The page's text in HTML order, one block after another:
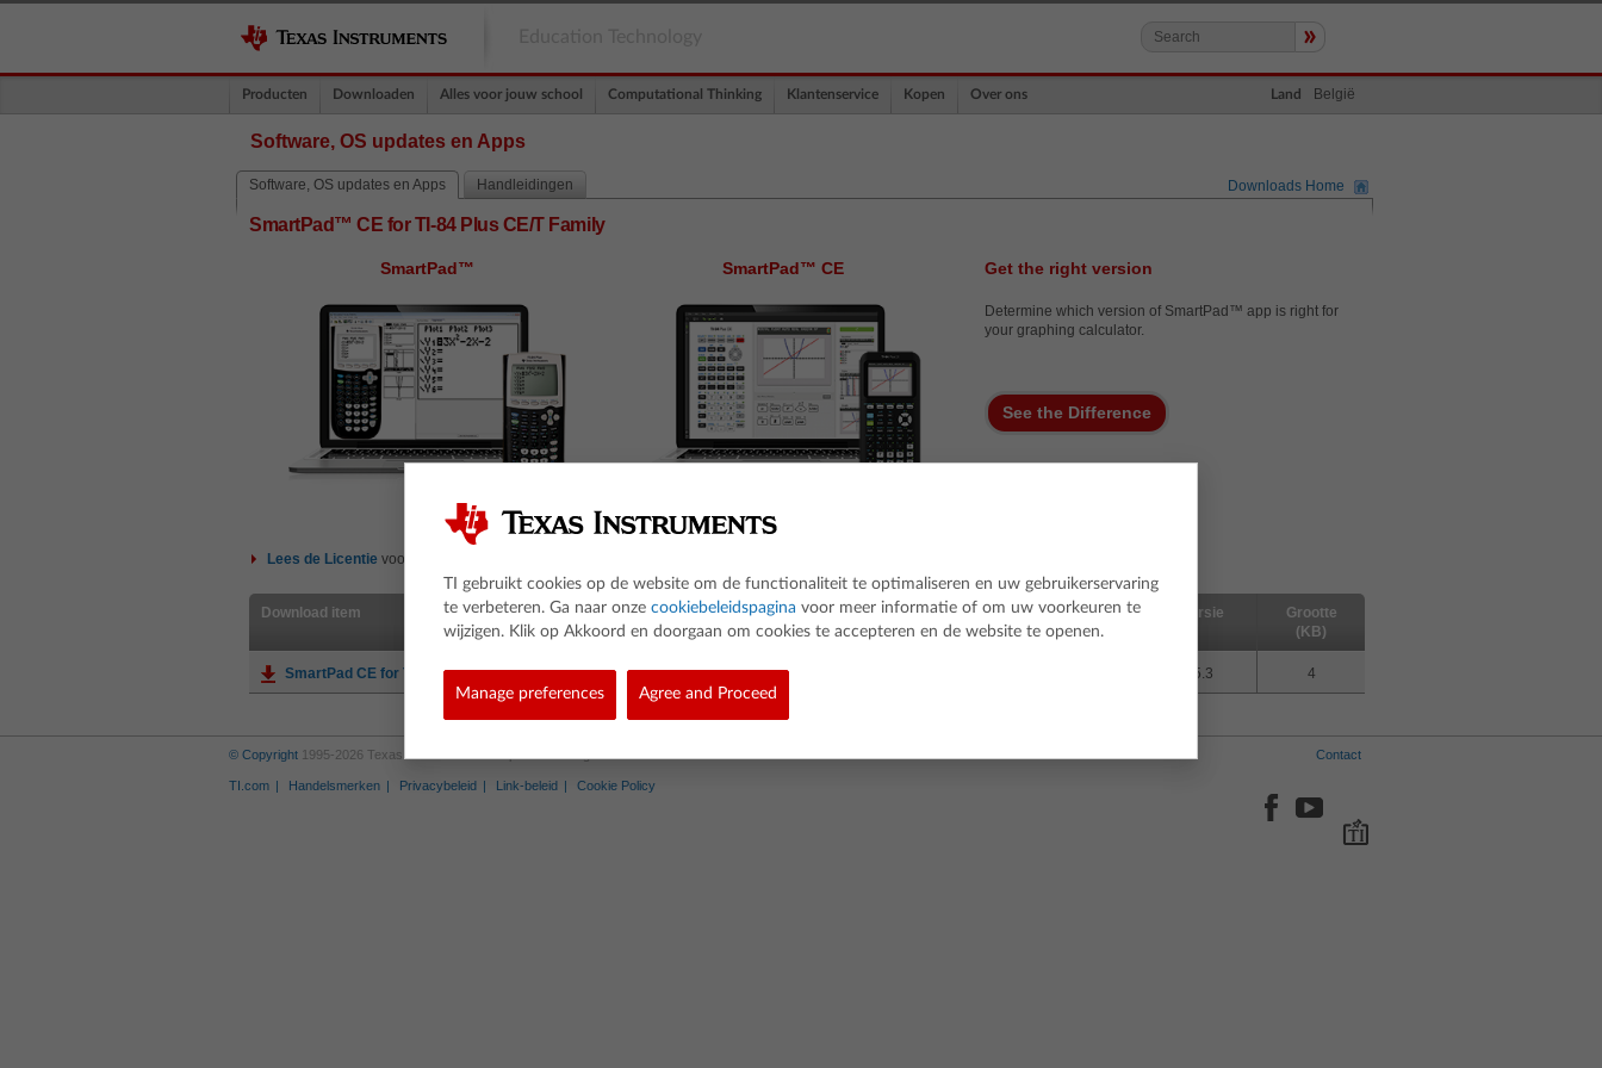
»
Producten Downloaden Alles voor jouw school Computational Thinking Klantenservice Kopen Over ons Land België
Software, OS updates en Apps
Software, OS updates en Apps Handleidingen Downloads Home
SmartPad™ CE for TI-84 Plus CE/T Family
SmartPad™ SmartPad™ CE Get the right version
Determine which version of SmartPad™ app is right for
your graphing calculator.
See the Difference
Lees de Licentie voordat u verdergaat. Door de toepassing te downloaden geeft u aan dat u akkoord gaat met de voorwaarden van de
Download item Versie
Grootte
(KB)
SmartPad CE for TI-84 Plus CE/T Family 5.3 4
© Copyright 1995-2026 Texas Instruments Incorporated. All rights reserved.
TI.com Handelsmerken Privacybeleid Link-beleid Cookie Policy
Contact
TI gebruikt cookies op de website om de functionaliteit te optimaliseren en uw gebruikerservaring
te verbeteren. Ga naar onze cookiebeleidspagina voor meer informatie of om uw voorkeuren te
wijzigen. Klik op Akkoord en doorgaan om cookies te accepteren en de website te openen.
Manage preferences Agree and Proceed